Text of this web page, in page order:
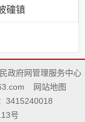
䃥镇
政府网管理服务中心
网站地图
3415240018
号